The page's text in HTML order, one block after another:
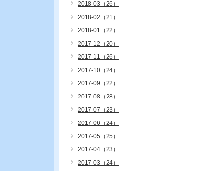
2018-03（26）
2018-02（21）
2018-01（22）
2017-12（20）
2017-11（26）
2017-10（24）
2017-09（22）
2017-08（28）
2017-07（23）
2017-06（24）
2017-05（25）
2017-04（23）
2017-03（24）